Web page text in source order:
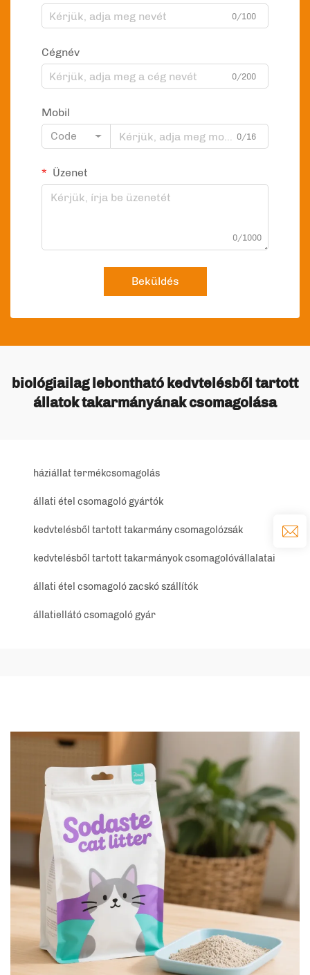
0/100
Cégnév
0/200
Mobil
Code
0/16
Üzenet
0/1000
Beküldés
biológiailag lebontható kedvtelésből tartott
állatok takarmányának csomagolása
háziállat termékcsomagolás
állati étel csomagoló gyártók
kedvtelésből tartott takarmány csomagolózsák
kedvtelésből tartott takarmányok csomagolóvállalatai
állati étel csomagoló zacskó szállítók
állatiellátó csomagoló gyár